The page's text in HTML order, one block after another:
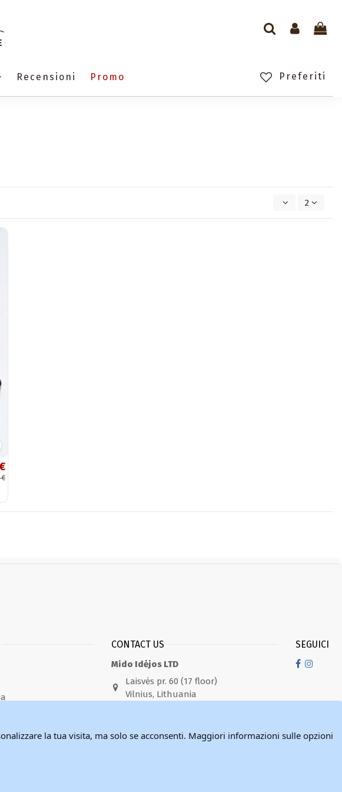
Recensioni Preferiti
Promo
2
€
CONTACT US
Mido Idėjos LTD
Laisvės pr. 60 (17 floor)
Vilnius, Lithuania
Per qualsiasi domanda, non esitare a
SEGUICI
la tua visita, ma solo se acconsenti. Maggiori informazioni sulle opzioni